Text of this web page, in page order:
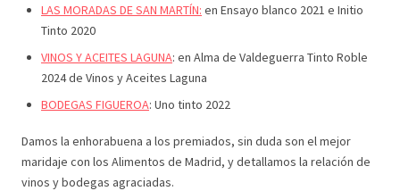
LAS MORADAS DE SAN MARTÍN: en Ensayo blanco 2021 e Initio
Tinto 2020
VINOS Y ACEITES LAGUNA: en Alma de Valdeguerra Tinto Roble
2024 de Vinos y Aceites Laguna
BODEGAS FIGUEROA: Uno tinto 2022
Damos la enhorabuena a los premiados, sin duda son el mejor
maridaje con los Alimentos de Madrid, y detallamos la relación de
vinos y bodegas agraciadas.